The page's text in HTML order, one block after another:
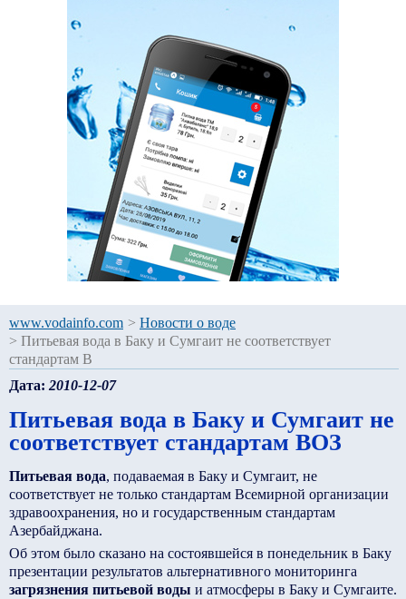
www.vodainfo.com > Новости о воде
> Питьевая вода в Баку и Сумгаит не соответствует
стандартам В
Дата: 2010-12-07
Питьевая вода в Баку и Сумгаит не
соответствует стандартам ВОЗ
Питьевая вода, подаваемая в Баку и Сумгаит, не
соответствует не только стандартам Всемирной организации
здравоохранения, но и государственным стандартам
Азербайджана.
Об этом было сказано на состоявшейся в понедельник в Баку
презентации результатов альтернативного мониторинга
загрязнения питьевой воды и атмосферы в Баку и Сумгаите.